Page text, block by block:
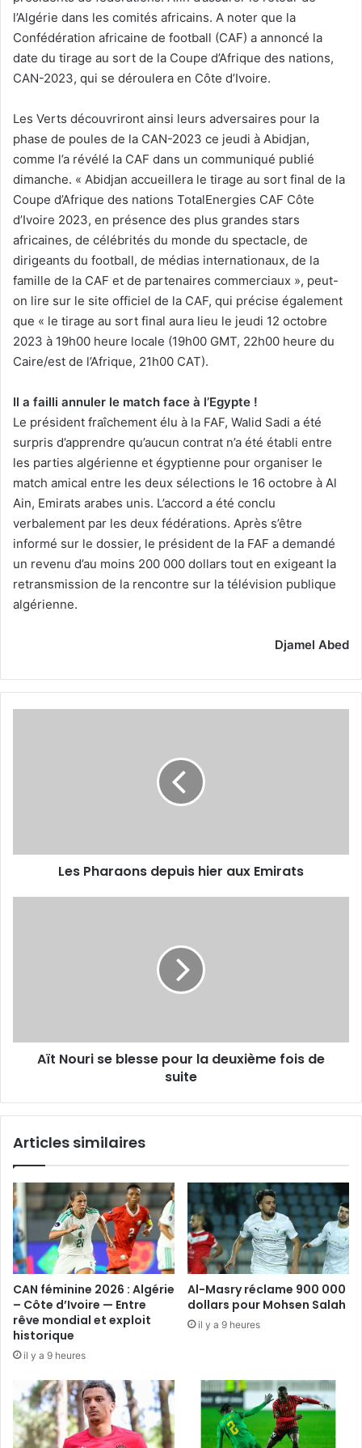
l’Algérie dans les comités africains. A noter que la
Confédération africaine de football (CAF) a annoncé la
date du tirage au sort de la Coupe d’Afrique des nations,
CAN-2023, qui se déroulera en Côte d’Ivoire.
Les Verts découvriront ainsi leurs adversaires pour la
phase de poules de la CAN-2023 ce jeudi à Abidjan,
comme l’a révélé la CAF dans un communiqué publié
dimanche. « Abidjan accueillera le tirage au sort final de la
Coupe d’Afrique des nations TotalEnergies CAF Côte
d’Ivoire 2023, en présence des plus grandes stars
africaines, de célébrités du monde du spectacle, de
dirigeants du football, de médias internationaux, de la
famille de la CAF et de partenaires commerciaux », peut-
on lire sur le site officiel de la CAF, qui précise également
que « le tirage au sort final aura lieu le jeudi 12 octobre
2023 à 19h00 heure locale (19h00 GMT, 22h00 heure du
Caire/est de l’Afrique, 21h00 CAT).
Il a failli annuler le match face à l’Egypte !
Le président fraîchement élu à la FAF, Walid Sadi a été
surpris d’apprendre qu’aucun contrat n’a été établi entre
les parties algérienne et égyptienne pour organiser le
match amical entre les deux sélections le 16 octobre à Al
Ain, Emirats arabes unis. L’accord a été conclu
verbalement par les deux fédérations. Après s’être
informé sur le dossier, le président de la FAF a demandé
un revenu d’au moins 200 000 dollars tout en exigeant la
retransmission de la rencontre sur la télévision publique
algérienne.
Djamel Abed
Les Pharaons depuis hier aux Emirats
de
Aït Nouri se blesse pour la deuxième fois de
suite
Articles similaires
CAN féminine 2026 : Algérie
– Côte d’Ivoire — Entre
rêve mondial et exploit
historique
il y a 9 heures
Al-Masry réclame 900 000
dollars pour Mohsen Salah
il y a 9 heures